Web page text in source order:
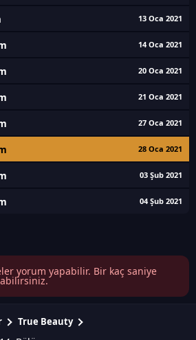
13 Oca 2021
14 Oca 2021
20 Oca 2021
21 Oca 2021
27 Oca 2021
28 Oca 2021
03 Şub 2021
04 Şub 2021
yorum yapabilir. Bir kaç saniye
True Beauty